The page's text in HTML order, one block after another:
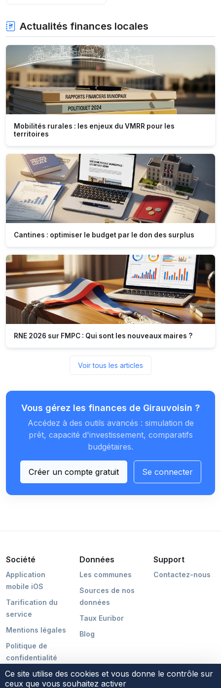
Actualités finances locales
Mobilités rurales : les enjeux du VMRR pour les
territoires
Cantines : optimiser le budget par le don des surplus
RNE 2026 sur FMPC : Qui sont les nouveaux maires ?
Voir tous les articles
Vous gérez les finances de Girauvoisin ?
Accédez à des outils avancés : simulation de
prêt, capacité d'investissement, comparatifs
budgétaires.
Créer un compte gratuit Se connecter
Société
Application
mobile iOS
Tarification du
service
Mentions légales
Politique de
confidentialité
Données
Les communes
Sources de nos
données
Taux Euribor
Blog
Support
Contactez-nous
Ce site utilise des cookies et vous donne le contrôle sur
ceux que vous souhaitez activer